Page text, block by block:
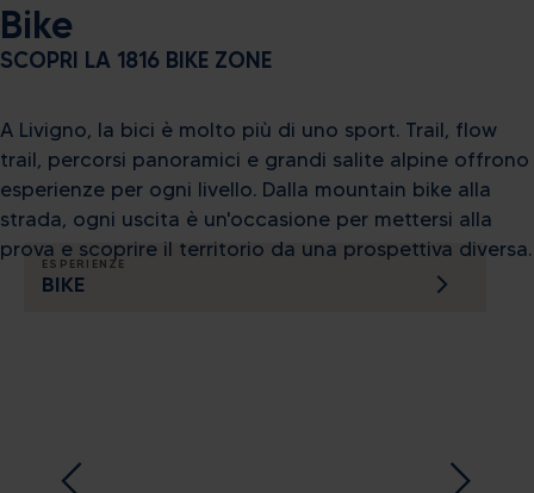
ESPERIENZE
BIKE
Bike
SCOPRI LA 1816 BIKE ZONE
A Livigno, la bici è molto più di uno sport. Trail, flow
trail, percorsi panoramici e grandi salite alpine offrono
esperienze per ogni livello. Dalla mountain bike alla
strada, ogni uscita è un'occasione per mettersi alla
prova e scoprire il territorio da una prospettiva diversa.